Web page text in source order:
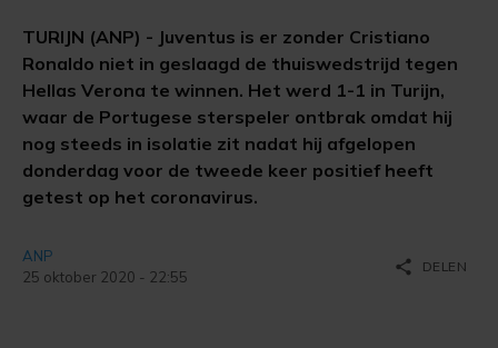
TURIJN (ANP) - Juventus is er zonder Cristiano
Ronaldo niet in geslaagd de thuiswedstrijd tegen
Hellas Verona te winnen. Het werd 1-1 in Turijn,
waar de Portugese sterspeler ontbrak omdat hij
nog steeds in isolatie zit nadat hij afgelopen
donderdag voor de tweede keer positief heeft
getest op het coronavirus.
ANP
25 oktober 2020 - 22:55
share DELEN